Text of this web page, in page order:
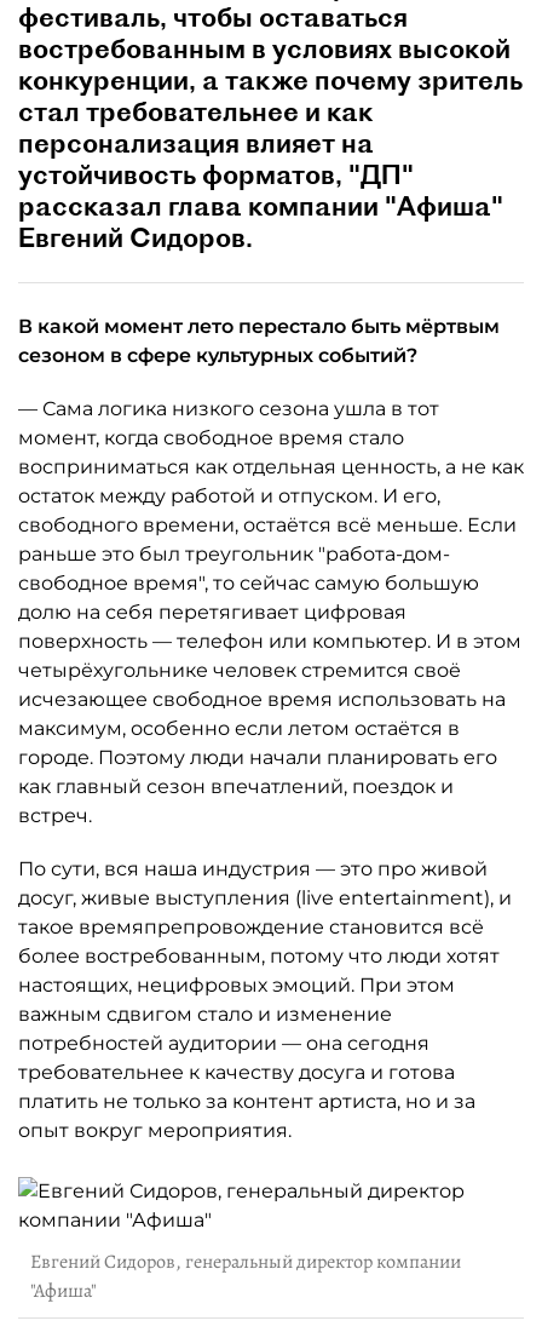
фестиваль, чтобы оставаться
востребованным в условиях высокой
конкуренции, а также почему зритель
стал требовательнее и как
персонализация влияет на
устойчивость форматов, "ДП"
рассказал глава компании "Афиша"
Евгений Сидоров.
В какой момент лето перестало быть мёртвым
сезоном в сфере культурных событий?
— Сама логика низкого сезона ушла в тот
момент, когда свободное время стало
восприниматься как отдельная ценность, а не как
остаток между работой и отпуском. И его,
свободного времени, остаётся всё меньше. Если
раньше это был треугольник "работа-дом-
свободное время", то сейчас самую большую
долю на себя перетягивает цифровая
поверхность — телефон или компьютер. И в этом
четырёхугольнике человек стремится своё
исчезающее свободное время использовать на
максимум, особенно если летом остаётся в
городе. Поэтому люди начали планировать его
как главный сезон впечатлений, поездок и
встреч.
По сути, вся наша индустрия — это про живой
досуг, живые выступления (live entertainment), и
такое времяпрепровождение становится всё
более востребованным, потому что люди хотят
настоящих, нецифровых эмоций. При этом
важным сдвигом стало и изменение
потребностей аудитории — она сегодня
требовательнее к качеству досуга и готова
платить не только за контент артиста, но и за
опыт вокруг мероприятия.
Евгений Сидоров, генеральный директор компании
"Афиша"